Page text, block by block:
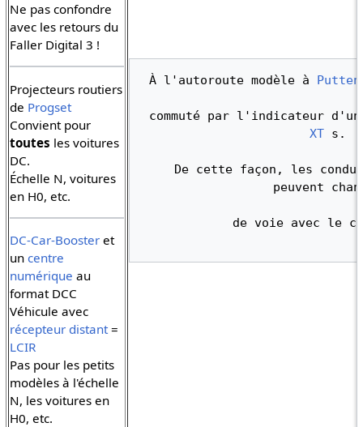
Ne pas confondre
avec les retours du
Faller Digital 3 !
Projecteurs routiers
de Progset
Convient pour
toutes les voitures
DC.
Échelle N, voitures
en H0, etc.
DC-Car-Boosteret
un centre
numérique au
format DCC
Véhicule avec
récepteur distant=
LCIR
Pas pour les petits
modèles à l'échelle
N, les voitures en
H0, etc.
À l'autoroute modèle à Putten
commuté par l'indicateur
XT s.
peuvent
de voie avec le